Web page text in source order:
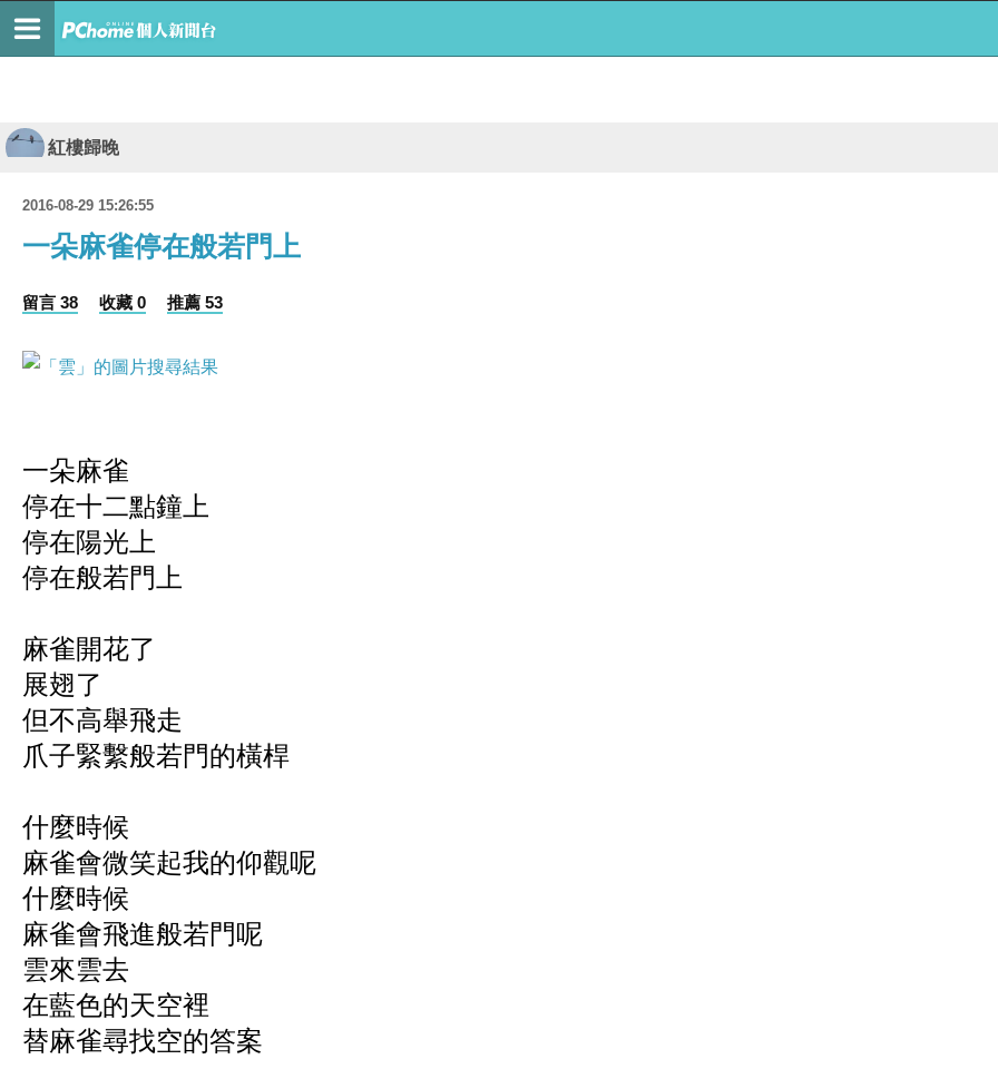
紅樓歸晚
2016-08-29 15:26:55
一朵麻雀停在般若門上
留言 38 收藏 0 推薦 53
一朵麻雀
停在十二點鐘上
停在陽光上
停在般若門上
麻雀開花了
展翅了
但不高舉飛走
爪子緊繫般若門的橫桿
什麼時候
麻雀會微笑起我的仰觀呢
什麼時候
麻雀會飛進般若門呢
雲來雲去
在藍色的天空裡
替麻雀尋找空的答案